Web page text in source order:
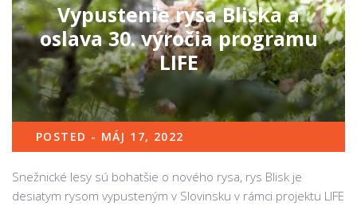
Vypustenie rysa Bliska a
oslava 30. výročia programu
LIFE
POSTED - MÁJ 17, 2022
Snežnické lesy sú bohatšie o nového rysa, rys Blisk je
desiatym rysom vypusteným v Slovinsku v rámci projektu LIFE